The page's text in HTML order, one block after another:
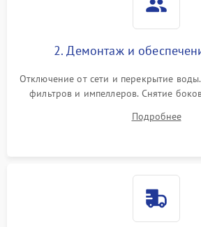
2. Демонтаж и
Отключение от сети и перекрытие
фильтров и импеллеров. Снятие
циркуляционному насосу, ТЭНу и
Подробнее